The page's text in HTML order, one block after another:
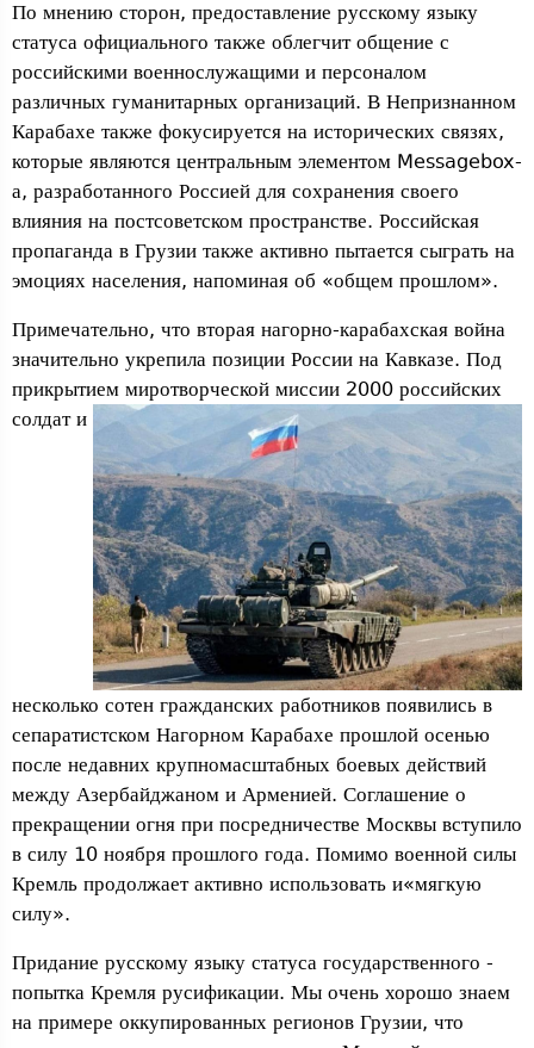
По мнению сторон, предоставление русскому языку
статуса официального также облегчит общение с
российскими военнослужащими и персоналом
различных гуманитарных организаций. В Непризнанном
Карабахе также фокусируется на исторических связях,
которые являются центральным элементом Messagebox-
а, разработанного Россией для сохранения своего
влияния на постсоветском пространстве. Российская
пропаганда в Грузии также активно пытается сыграть на
эмоциях населения, напоминая об «общем прошлом».
Примечательно, что вторая нагорно-карабахская война
значительно укрепила позиции России на Кавказе. Под
прикрытием миротворческой миссии 2000 российских
солдат и
несколько сотен гражданских работников появились в
сепаратистском Нагорном Карабахе прошлой осенью
после недавних крупномасштабных боевых действий
между Азербайджаном и Арменией. Соглашение о
прекращении огня при посредничестве Москвы вступило
в силу 10 ноября прошлого года. Помимо военной силы
Кремль продолжает активно использовать и«мягкую
силу».
Придание русскому языку статуса государственного -
попытка Кремля русификации. Мы очень хорошо знаем
на примере оккупированных регионов Грузии, что